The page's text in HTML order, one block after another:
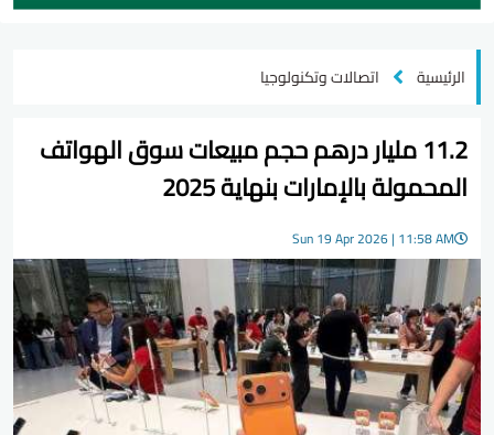
الرئيسية اتصالات وتكنولوجيا
11.2 مليار درهم حجم مبيعات سوق الهواتف
المحمولة بالإمارات بنهاية 2025
Sun 19 Apr 2026 | 11:58 AM